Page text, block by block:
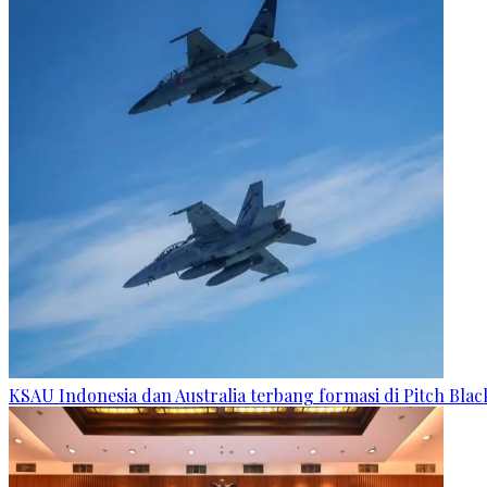
KSAU Indonesia dan Australia terbang formasi di Pitch